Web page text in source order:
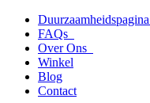
naar
inhoud
Duurzaamheidspagina
FAQs
Over Ons
Winkel
Blog
Contact